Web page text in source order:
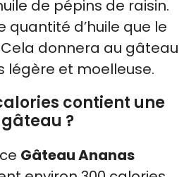
de pépins de raisin.
quantité d’huile que le
donnera au gâteau
légère et moelleuse.
contient une
?
Gâteau Ananas